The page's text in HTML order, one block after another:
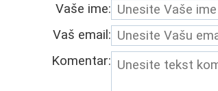
Vaše ime:
Vaš email:
Komentar: